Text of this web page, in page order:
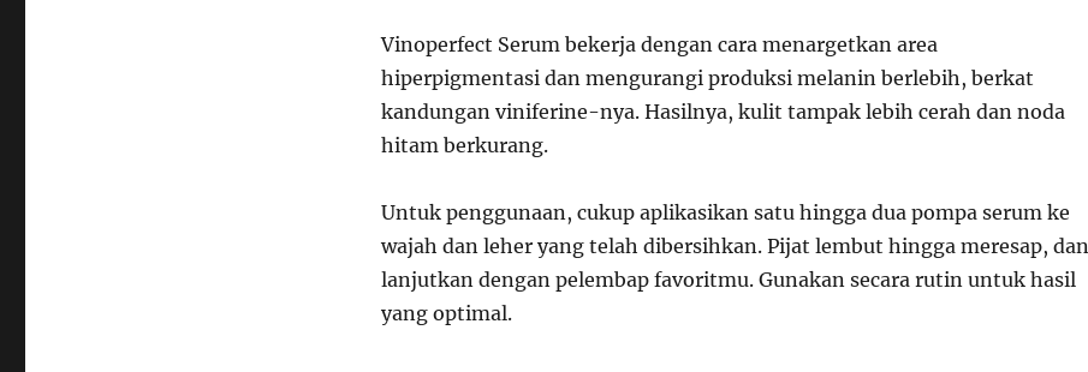
Vinoperfect Serum bekerja dengan cara menargetkan area
hiperpigmentasi dan mengurangi produksi melanin berlebih, berkat
kandungan viniferine-nya. Hasilnya, kulit tampak lebih cerah dan noda
hitam berkurang.
Untuk penggunaan, cukup aplikasikan satu hingga dua pompa serum ke
wajah dan leher yang telah dibersihkan. Pijat lembut hingga meresap, dan
lanjutkan dengan pelembap favoritmu. Gunakan secara rutin untuk hasil
yang optimal.